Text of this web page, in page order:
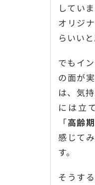
してい
オリジ
らいいと
でもイ
の面が
は、気
には立
「高齢
感じて
す。
そうす